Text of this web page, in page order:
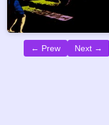
← Prew Next →